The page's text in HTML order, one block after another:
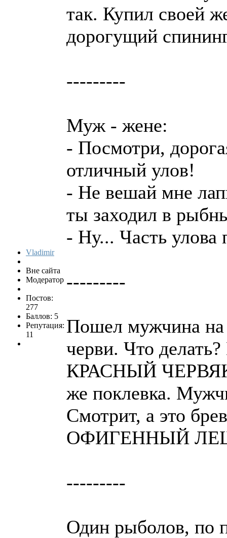
Vladimir
Вне сайта
Модератор
Постов:
277
Баллов: 5
Репутация:
11
так. Купил своей
дорогущий
---------
Муж - жене:
- Посмотри,
отличный улов!
- Не вешай мне
ты заходил в
- Ну... Часть улова
---------
Пошел мужчина на
черви. Что
КРАСНЫЙ ЧЕРВЯК.
же поклевка.
Смотрит, а это
ОФИГЕННЫЙ
---------
Один рыболов, по